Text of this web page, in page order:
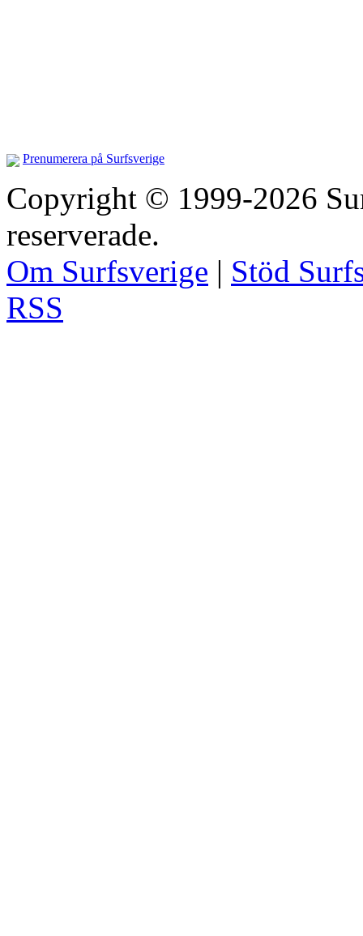
Prenumerera på Surfsverige
Copyright © 1999-2026
reserverade.
Om Surfsverige | Stöd
RSS